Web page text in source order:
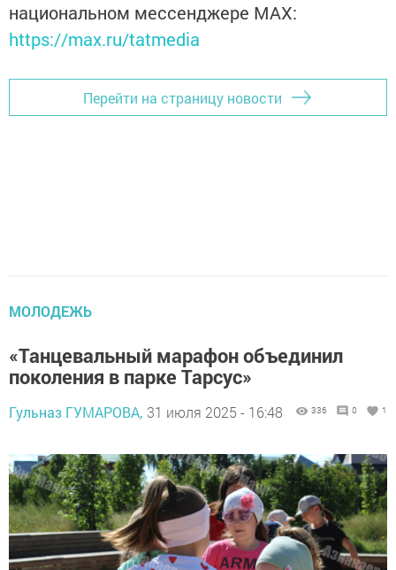
национальном мессенджере MАХ:
https://max.ru/tatmedia
Перейти на страницу новости
МОЛОДЕЖЬ
«Танцевальный марафон объединил
поколения в парке Тарсус»
Гульназ ГУМАРОВА, 31 июля 2025 - 16:48 336 0 1